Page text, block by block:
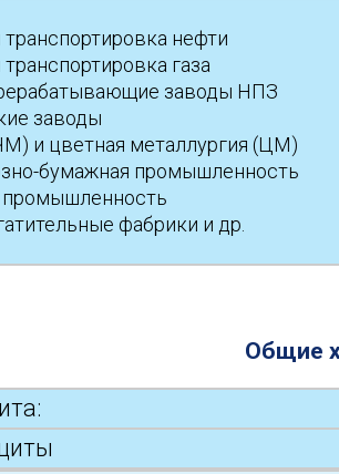
нефти
газа
заводы НПЗ
заводы
и цветная металлургия (ЦМ)
бумажная промышленность
фабрики и др.
Общие